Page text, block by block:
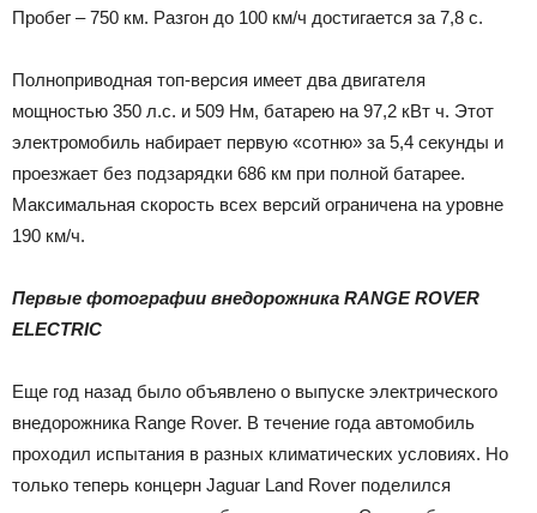
Пробег – 750 км. Разгон до 100 км/ч достигается за 7,8 с.
Полноприводная топ-версия имеет два двигателя
мощностью 350 л.с. и 509 Нм, батарею на 97,2 кВт ч. Этот
электромобиль набирает первую «сотню» за 5,4 секунды и
проезжает без подзарядки 686 км при полной батарее.
Максимальная скорость всех версий ограничена на уровне
190 км/ч.
Первые фотографии внедорожника RANGE ROVER
ELECTRIC
Еще год назад было объявлено о выпуске электрического
внедорожника Range Rover. В течение года автомобиль
проходил испытания в разных климатических условиях. Но
только теперь концерн Jaguar Land Rover поделился